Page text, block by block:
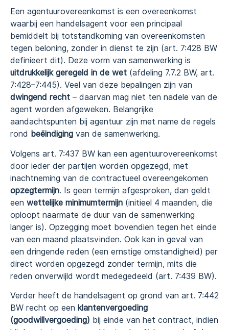
Een agentuurovereenkomst is een overeenkomst
waarbij een handelsagent voor een principaal
bemiddelt bij totstandkoming van overeenkomsten
tegen beloning, zonder in dienst te zijn (art. 7:428 BW
definieert dit). Deze vorm van samenwerking is
uitdrukkelijk geregeld in de wet (afdeling 7.7.2 BW, art.
7:428–7:445). Veel van deze bepalingen zijn van
dwingend recht – daarvan mag niet ten nadele van de
agent worden afgeweken. Belangrijke
aandachtspunten bij agentuur zijn met name de regels
rond beëindiging van de samenwerking.
Volgens art. 7:437 BW kan een agentuurovereenkomst
door ieder der partijen worden opgezegd, met
inachtneming van de contractueel overeengekomen
opzegtermijn. Is geen termijn afgesproken, dan geldt
een wettelijke minimumtermijn (initieel 4 maanden, die
oploopt naarmate de duur van de samenwerking
langer is). Opzegging moet bovendien tegen het einde
van een maand plaatsvinden. Ook kan in geval van
een dringende reden (een ernstige omstandigheid) per
direct worden opgezegd zonder termijn, mits die
reden onverwijld wordt medegedeeld (art. 7:439 BW).
Verder heeft de handelsagent op grond van art. 7:442
BW recht op een klantenvergoeding
(goodwillvergoeding) bij einde van het contract, indien